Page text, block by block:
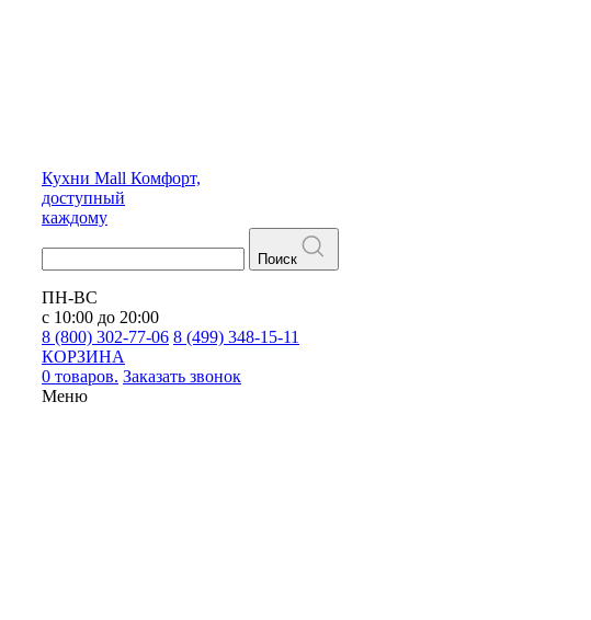
Кухни Mall Комфорт,
доступный
каждому
Поиск
ПН-ВС
с 10:00 до 20:00
8 (800) 302-77-06 8 (499) 348-15-11
КОРЗИНА
0 товаров. Заказать звонок
Меню